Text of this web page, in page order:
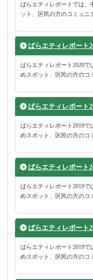
ばらエティレポートでは、
ット、区民の方のコミュニ
ばらエティレポート
ばらエティレポート2020
めスポット、区民の方のコ
ばらエティレポート
ばらエティレポート2019
めスポット、区民の方のコ
ばらエティレポート
ばらエティレポート2019
めスポット、区民の方のコ
ばらエティレポート
ばらエティレポート2019
めスポット、区民の方のコ